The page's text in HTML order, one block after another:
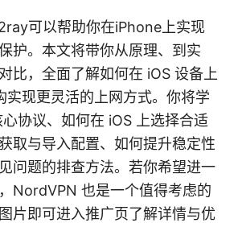
可以帮助你在iPhone上实现
护。本文将带你从原理、到实
比，全面了解如何在 iOS 设备上
实现更灵活的上网方式。你将学
协议、如何在 iOS 上选择合适
取与导入配置、如何提升稳定性
问题的排查方法。若你希望进一
NordVPN 也是一个值得考虑的
片即可进入推广页了解详情与优